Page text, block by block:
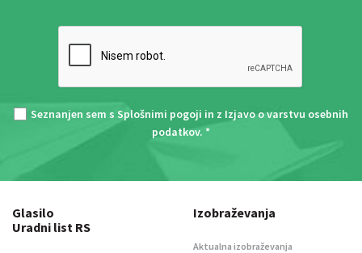
Seznanjen sem s Splošnimi pogoji in z Izjavo o varstvu osebnih
podatkov. *
Glasilo
Uradni list RS
Izobraževanja
Aktualna izobraževanja